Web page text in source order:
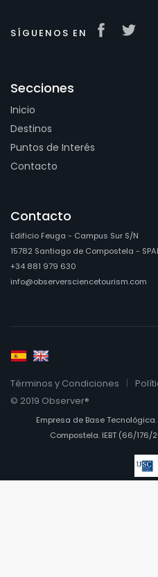
SÍGUENOS EN
Secciones
Inicio
Destinos
Puntos de Interés
Contacto
Contacto
Edificio Feuga - Campus Sur S/N
15782 Santiago de Compostela -
+34 881 979 630
info@observersciencetourism.com
Términos y Condiciones
© 2019 Observer®
Empresa de Base
Compostela. IEBT (66/176/